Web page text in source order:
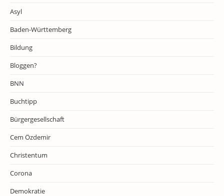
Asyl
Baden-Württemberg
Bildung
Bloggen?
BNN
Buchtipp
Bürgergesellschaft
Cem Özdemir
Christentum
Corona
Demokratie